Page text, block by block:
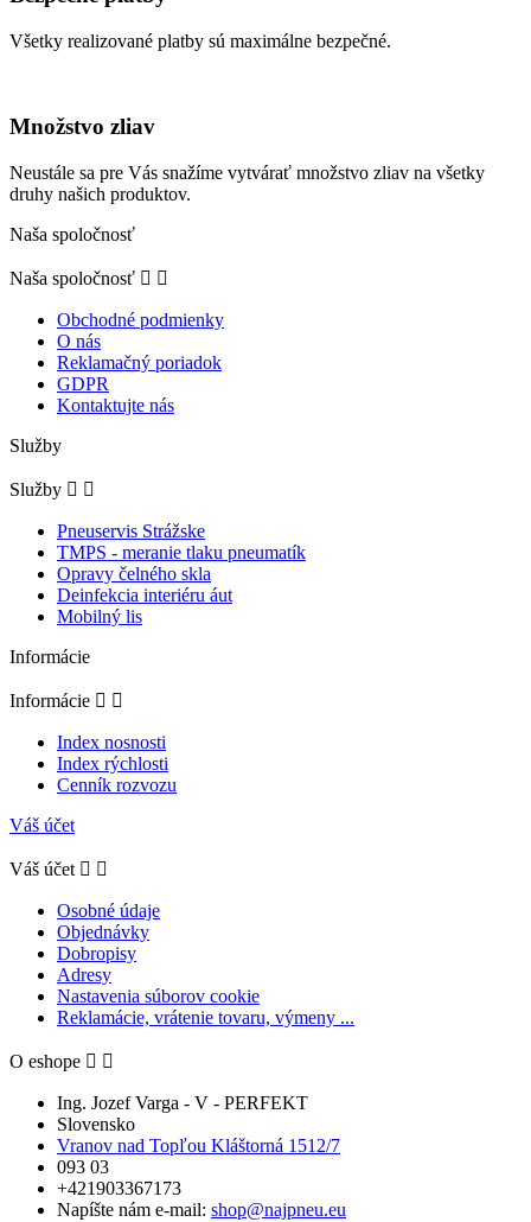
Všetky realizované platby sú maximálne bezpečné.
Množstvo zliav
Neustále sa pre Vás snažíme vytvárať množstvo zliav na všetky
druhy našich produktov.
Naša spoločnosť
Naša spoločnosť  
Obchodné podmienky
O nás
Reklamačný poriadok
GDPR
Kontaktujte nás
Služby
Služby  
Pneuservis Strážske
TMPS - meranie tlaku pneumatík
Opravy čelného skla
Deinfekcia interiéru áut
Mobilný lis
Informácie
Informácie  
Index nosnosti
Index rýchlosti
Cenník rozvozu
Váš účet
Váš účet  
Osobné údaje
Objednávky
Dobropisy
Adresy
Nastavenia súborov cookie
Reklamácie, vrátenie tovaru, výmeny ...
O eshope  
Ing. Jozef Varga - V - PERFEKT
Slovensko
Vranov nad Topľou Kláštorná 1512/7
093 03
+421903367173
Napíšte nám e-mail: shop@najpneu.eu